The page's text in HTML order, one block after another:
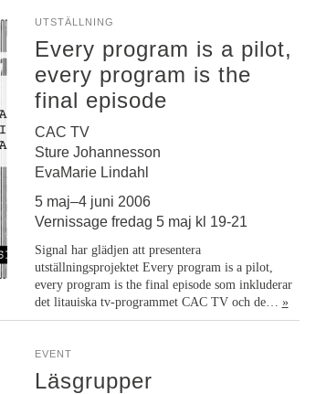
UTSTÄLLNING
Every program is a pilot,
every program is the
final episode
CAC TV
Sture Johannesson
EvaMarie Lindahl
5 maj–4 juni 2006
Vernissage fredag 5 maj kl 19-21
Signal har glädjen att presentera
utställningsprojektet Every program is a pilot,
every program is the final episode som inkluderar
det litauiska tv-programmet CAC TV och de… »
EVENT
Läsgrupper